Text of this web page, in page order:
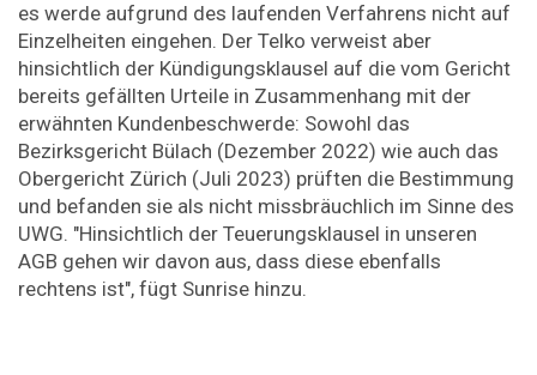
es werde aufgrund des laufenden Verfahrens nicht auf
Einzelheiten eingehen. Der Telko verweist aber
hinsichtlich der Kündigungsklausel auf die vom Gericht
bereits gefällten Urteile in Zusammenhang mit der
erwähnten Kundenbeschwerde: Sowohl das
Bezirksgericht Bülach (Dezember 2022) wie auch das
Obergericht Zürich (Juli 2023) prüften die Bestimmung
und befanden sie als nicht missbräuchlich im Sinne des
UWG. "Hinsichtlich der Teuerungsklausel in unseren
AGB gehen wir davon aus, dass diese ebenfalls
rechtens ist", fügt Sunrise hinzu.